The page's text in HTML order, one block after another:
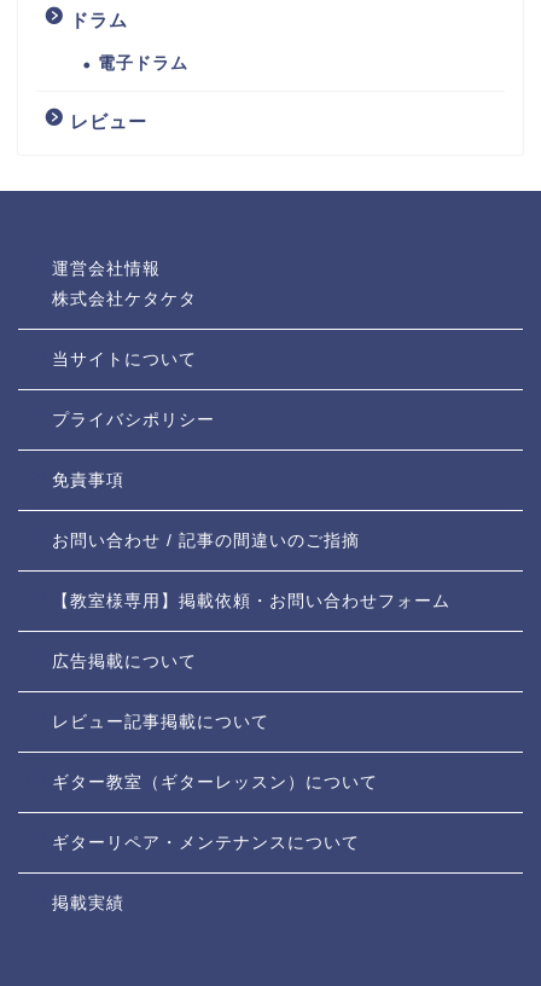
ドラム
電子ドラム
レビュー
運営会社情報
株式会社ケタケタ
当サイトについて
プライバシポリシー
免責事項
お問い合わせ / 記事の間違いのご指摘
【教室様専用】掲載依頼・お問い合わせフォーム
広告掲載について
レビュー記事掲載について
ギター教室（ギターレッスン）について
ギターリペア・メンテナンスについて
掲載実績